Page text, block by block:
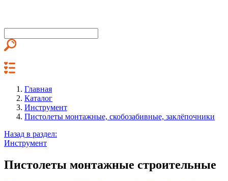
Главная
Каталог
Инструмент
Пистолеты монтажные, скобозабивные, заклёпочники
Назад в раздел:
Инструмент
Пистолеты монтажные строительные